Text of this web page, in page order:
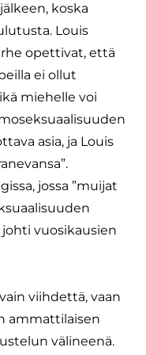
koska
Louis
opettivat, että
ei ollut
miehelle voi
asia, ja Louis
jossa ”muijat
vuosikausien
viihdettä, vaan
ammattilaisen
välineenä.